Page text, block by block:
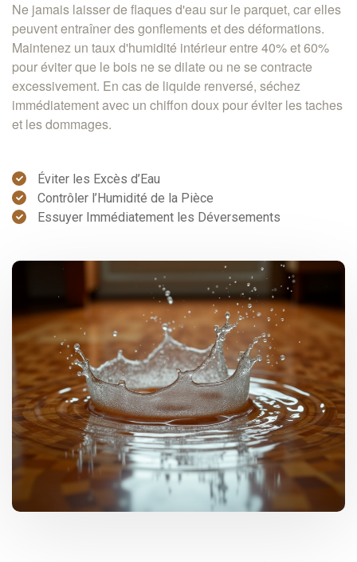
Ne jamais laisser de flaques d'eau sur le parquet, car elles
peuvent entraîner des gonflements et des déformations.
Maintenez un taux d'humidité intérieur entre 40% et 60%
pour éviter que le bois ne se dilate ou ne se contracte
excessivement. En cas de liquide renversé, séchez
immédiatement avec un chiffon doux pour éviter les taches
et les dommages.
Éviter les Excès d’Eau
Contrôler l’Humidité de la Pièce
Essuyer Immédiatement les Déversements